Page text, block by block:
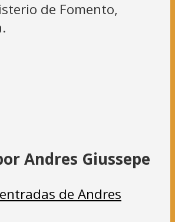
de Fomento,
Andres Giussepe
de Andres